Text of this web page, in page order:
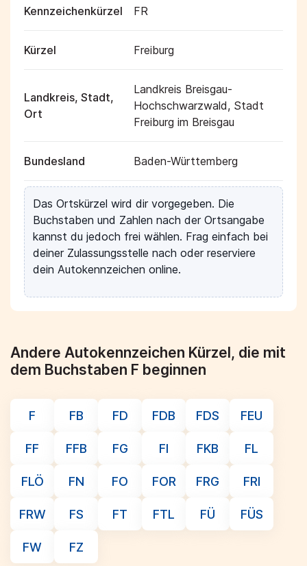
Kennzeichenkürzel FR
Kürzel Freiburg
Landkreis, Stadt,
Ort
Landkreis Breisgau-
Hochschwarzwald, Stadt
Freiburg im Breisgau
Bundesland Baden-Württemberg
Das Ortskürzel wird dir vorgegeben. Die
Buchstaben und Zahlen nach der Ortsangabe
kannst du jedoch frei wählen. Frag einfach bei
deiner Zulassungsstelle nach oder reserviere
dein Autokennzeichen online.
Andere Autokennzeichen Kürzel, die mit
dem Buchstaben F beginnen
F FB FD FDB FDS FEU
FF FFB FG FI FKB FL
FLÖ FN FO FOR FRG FRI
FRW FS FT FTL FÜ FÜS
FW FZ